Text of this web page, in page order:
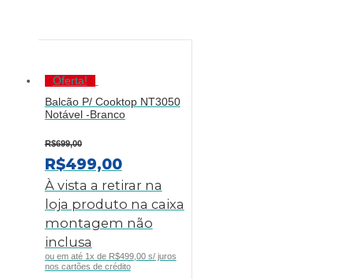
Oferta!
Balcão P/ Cooktop NT3050
Notável -Branco
R$699,00
O
PREÇO
ORIGINAL
ERA:
R$699,00.
R$499,00O
PREÇO
ATUAL
É:
À vista a retirar na
loja produto na caixa
montagem não
inclusa
ou em até 1x de R$499,00 s/ juros
nos cartões de crédito